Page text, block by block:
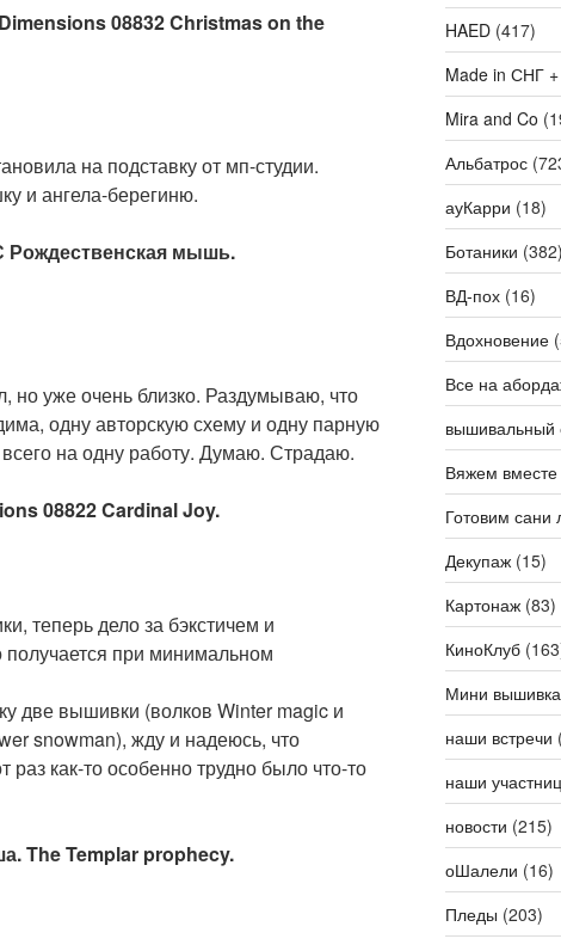
08832 Christmas on the
на подставку от мп-студии.
и ангела-берегиню.
Рождественская мышь.
но уже очень близко. Раздумываю, что
одну авторскую схему и одну парную
на одну работу. Думаю. Страдаю.
08822 Cardinal Joy.
теперь дело за бэкстичем и
при минимальном
две вышивки (волков Winter magic и
snowman), жду и надеюсь, что
раз как-то особенно трудно было что-то
The Templar prophecy.
HAED(417)
Made in СНГ
Mira and Co
Альбатрос
ауКарри (18)
Ботаники
ВД-пох(16)
Вдохновение
Все на
вышивальный
Вяжем вместе
Готовим сани
Декупаж(15)
Картонаж(83)
КиноКлуб
Мини вышивка
наши встречи
наши
новости (215)
оШалели (16)
Пледы (203)